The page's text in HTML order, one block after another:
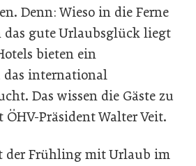
Denn: Wieso in die Ferne
das gute Urlaubsglück liegt
bieten ein
international
Das wissen die Gäste zu
ÖHV-Präsident Walter Veit.
der Frühling mit Urlaub im